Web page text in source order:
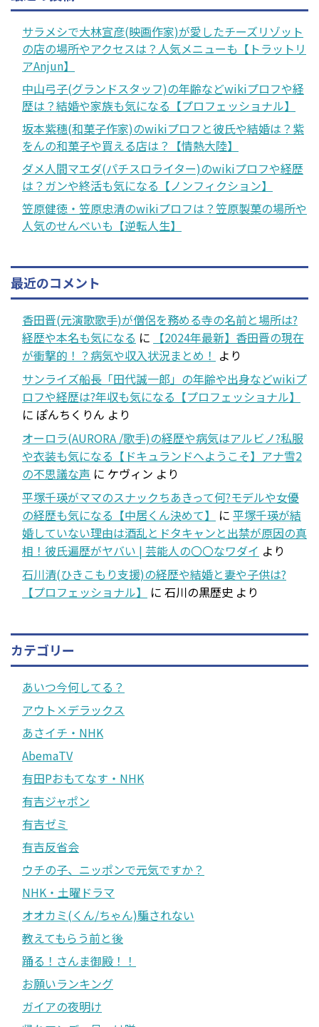
サラメシで大林宣彦(映画作家)が愛したチーズリゾット
の店の場所やアクセスは？人気メニューも【トラットリ
アAnjun】
中山弓子(グランドスタッフ)の年齢などwikiプロフや経
歴は？結婚や家族も気になる【プロフェッショナル】
坂本紫穗(和菓子作家)のwikiプロフと彼氏や結婚は？紫
をんの和菓子や買える店は？【情熱大陸】
ダメ人間マエダ(パチスロライター)のwikiプロフや経歴
は？ガンや終活も気になる【ノンフィクション】
笠原健徳・笠原忠清のwikiプロフは？笠原製菓の場所や
人気のせんべいも【逆転人生】
最近のコメント
香田晋(元演歌歌手)が僧侶を務める寺の名前と場所は?
経歴や本名も気になる に
【2024年最新】香田晋の現在
が衝撃的！？病気や収入状況まとめ！ より
サンライズ船長「田代誠一郎」の年齢や出身などwikiプ
ロフや経歴は?年収も気になる【プロフェッショナル】
に ぽんちくりん より
オーロラ(AURORA /歌手)の経歴や病気はアルビノ?私服
や衣装も気になる【ドキュランドへようこそ】アナ雪2
の不思議な声 に ケヴィン より
平塚千瑛がママのスナックちあきって何?モデルや女優
の経歴も気になる【中居くん決めて】
に 平塚千瑛が結
婚していない理由は酒乱とドタキャンと出禁が原因の真
相！彼氏遍歴がヤバい | 芸能人の〇〇なワダイ より
石川清(ひきこもり支援)の経歴や結婚と妻や子供は?
【プロフェッショナル】
に 石川の黒歴史 より
カテゴリー
あいつ今何してる？
アウト×デラックス
あさイチ・NHK
AbemaTV
有田Pおもてなす・NHK
有吉ジャポン
有吉ゼミ
有吉反省会
ウチの子、ニッポンで元気ですか？
NHK・土曜ドラマ
オオカミ(くん/ちゃん)騙されない
教えてもらう前と後
踊る！さんま御殿！！
お願いランキング
ガイアの夜明け